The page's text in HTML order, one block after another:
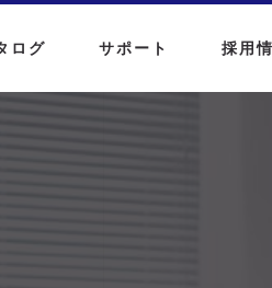
ログ サポート 採用